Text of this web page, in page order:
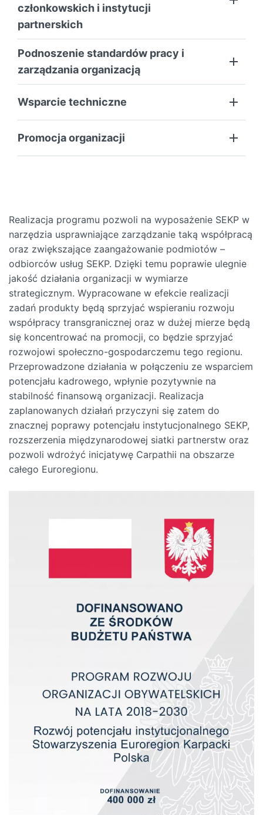
członkowskich i instytucji
partnerskich
Podnoszenie standardów pracy i
zarządzania organizacją
Wsparcie techniczne
Promocja organizacji
Realizacja programu pozwoli na wyposażenie SEKP w
narzędzia usprawniające zarządzanie taką współpracą
oraz zwiększające zaangażowanie podmiotów –
odbiorców usług SEKP. Dzięki temu poprawie ulegnie
jakość działania organizacji w wymiarze
strategicznym. Wypracowane w efekcie realizacji
zadań produkty będą sprzyjać wspieraniu rozwoju
współpracy transgranicznej oraz w dużej mierze będą
się koncentrować na promocji, co będzie sprzyjać
rozwojowi społeczno-gospodarczemu tego regionu.
Przeprowadzone działania w połączeniu ze wsparciem
potencjału kadrowego, wpłynie pozytywnie na
stabilność finansową organizacji. Realizacja
zaplanowanych działań przyczyni się zatem do
znacznej poprawy potencjału instytucjonalnego SEKP,
rozszerzenia międzynarodowej siatki partnerstw oraz
pozwoli wdrożyć inicjatywę Carpathii na obszarze
całego Euroregionu.